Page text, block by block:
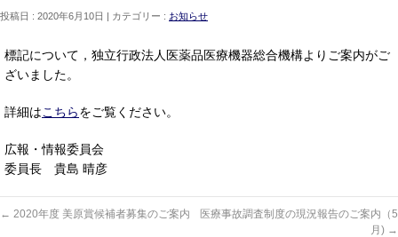
投稿日 : 2020年6月10日 カテゴリー : お知らせ
標記について，独立行政法人医薬品医療機器総合機構よりご案内がご
ざいました。
詳細はこちらをご覧ください。
広報・情報委員会
委員長 貴島 晴彦
← 2020年度 美原賞候補者募集のご案内
医療事故調査制度の現況報告のご案内（5
月) →